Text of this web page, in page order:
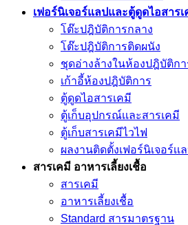
เฟอร์นิเจอร์แลปและตู้ดูดไอสาร
โต๊ะปฎิบัติการกลาง
โต๊ะปฎิบัติการติดผนัง
ชุดอ่างล้างในห้องปฎิบัติกา
เก้าอี้ห้องปฎิบัติการ
ตู้ดูดไอสารเคมี
ตู้เก็บอุปกรณ์เเละสารเคมี
ตู้เก็บสารเคมีไวไฟ
ผลงานติดตั้งเฟอร์นิเจอร์เเ
สารเคมี อาหารเลี้ยงเชื้อ
สารเคมี
อาหารเลี้ยงเชื้อ
Standard สารมาตรฐาน